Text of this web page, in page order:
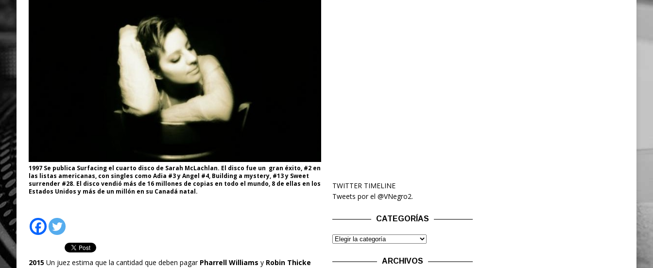
1997 Se publica Surfacing el cuarto disco de Sarah McLachlan. El disco fue un gran éxito, #2 en
las listas americanas, con singles como Adia #3 y Angel #4, Building a mystery, #13 y Sweet
surrender #28. El disco vendió más de 16 millones de copias en todo el mundo, 8 de ellas en los
Estados Unidos y más de un millón en su Canadá natal.
2015Un juez estima que la cantidad que deben pagar Pharrell Williams y Robin Thicke
TWITTER TIMELINE
Tweets por el @VNegro2.
CATEGORÍAS
ARCHIVOS